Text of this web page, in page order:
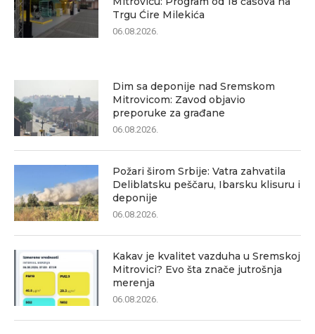
Trgu Ćire Milekića
06.08.2026.
Dim sa deponije nad Sremskom
Mitrovicom: Zavod objavio
preporuke za građane
06.08.2026.
Požari širom Srbije: Vatra zahvatila
Deliblatsku peščaru, Ibarsku klisuru i
deponije
06.08.2026.
Kakav je kvalitet vazduha u Sremskoj
Mitrovici? Evo šta znače jutrošnja
merenja
06.08.2026.